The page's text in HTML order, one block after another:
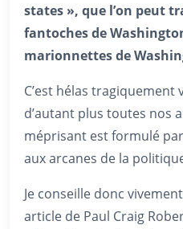
states », que l’on peut
fantoches de
marionnettes de
C’est hélas
d’autant plus toutes nos
méprisant est formulé
aux arcanes de la
Je conseille donc
article de Paul Craig